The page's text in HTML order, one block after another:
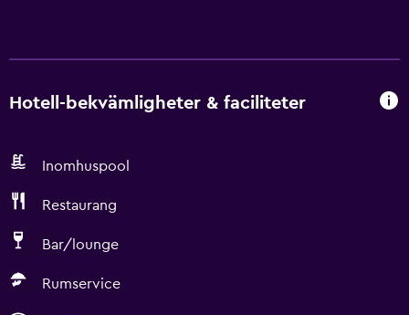
Hotell-bekvämligheter & faciliteter
Inomhuspool
Restaurang
Bar/lounge
Rumservice